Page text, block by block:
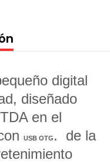
digital
diseñado
en el
USB OTG . de la